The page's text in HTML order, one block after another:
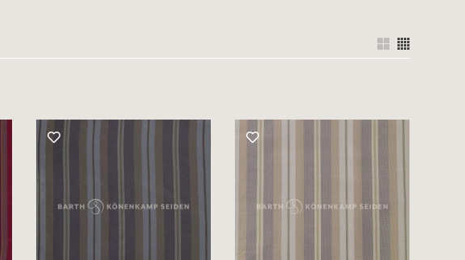
Zeitpunkt nicht funktionstüchtig. Bitte
direkt an
info@barth-seiden.de